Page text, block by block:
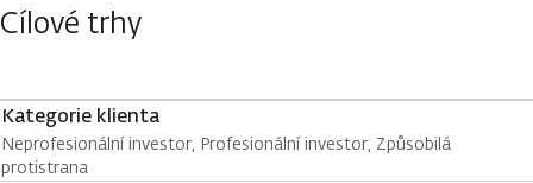
Cílové trhy
Kategorie klienta
Neprofesionální investor, Profesionální investor, Způsobilá
protistrana